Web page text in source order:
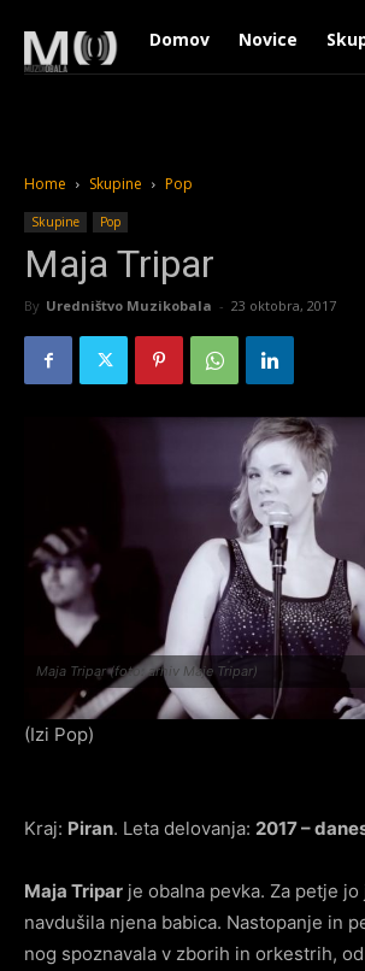
Domov Novice
Home Skupine Pop
Skupine Pop
Maja Tripar
By Uredništvo Muzikobala - 23 oktobra, 2017
Maja Tripar (foto: arhiv Maje Tripar)
(Izi Pop)
Kraj: Piran. Leta delovanja: 2017 –
Maja Tripar je obalna pevka. Za petje
navdušila njena babica. Nastopanje in
nog spoznavala v zborih in orkestrih,